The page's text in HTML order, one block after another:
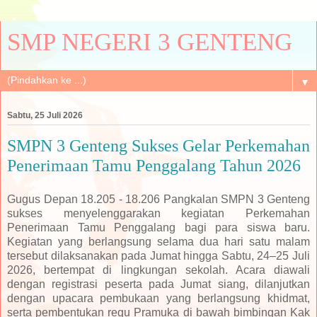
SMP NEGERI 3 GENTENG
▼
Sabtu, 25 Juli 2026
SMPN 3 Genteng Sukses Gelar Perkemahan
Penerimaan Tamu Penggalang Tahun 2026
Gugus Depan 18.205 - 18.206 Pangkalan SMPN 3 Genteng
sukses menyelenggarakan kegiatan Perkemahan
Penerimaan Tamu Penggalang bagi para siswa baru.
Kegiatan yang berlangsung selama dua hari satu malam
tersebut dilaksanakan pada Jumat hingga Sabtu, 24–25 Juli
2026, bertempat di lingkungan sekolah. Acara diawali
dengan registrasi peserta pada Jumat siang, dilanjutkan
dengan upacara pembukaan yang berlangsung khidmat,
serta pembentukan regu Pramuka di bawah bimbingan Kak